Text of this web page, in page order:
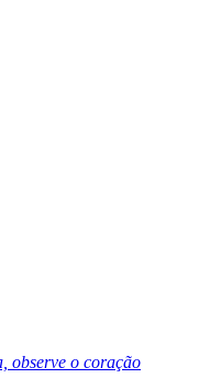
observe o coração